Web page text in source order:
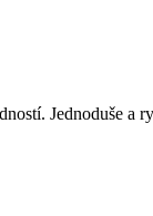
Jednoduše a